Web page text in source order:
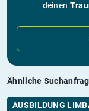
deinen
Ähnliche
AUSBILDUNG